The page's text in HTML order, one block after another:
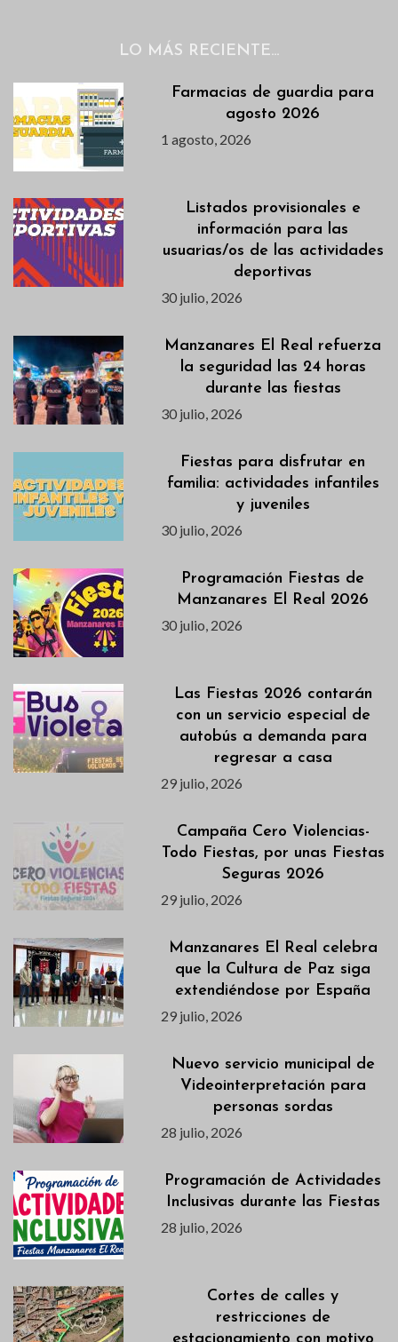
LO MÁS RECIENTE…
Farmacias de guardia para
agosto 2026
1 agosto, 2026
Listados provisionales e
información para las
usuarias/os de las actividades
deportivas
30 julio, 2026
Manzanares El Real refuerza
la seguridad las 24 horas
durante las fiestas
30 julio, 2026
Fiestas para disfrutar en
familia: actividades infantiles
y juveniles
30 julio, 2026
Programación Fiestas de
Manzanares El Real 2026
30 julio, 2026
Las Fiestas 2026 contarán
con un servicio especial de
autobús a demanda para
regresar a casa
29 julio, 2026
Campaña Cero Violencias-
Todo Fiestas, por unas Fiestas
Seguras 2026
29 julio, 2026
Manzanares El Real celebra
que la Cultura de Paz siga
extendiéndose por España
29 julio, 2026
Nuevo servicio municipal de
Videointerpretación para
personas sordas
28 julio, 2026
Programación de Actividades
Inclusivas durante las Fiestas
28 julio, 2026
Cortes de calles y
restricciones de